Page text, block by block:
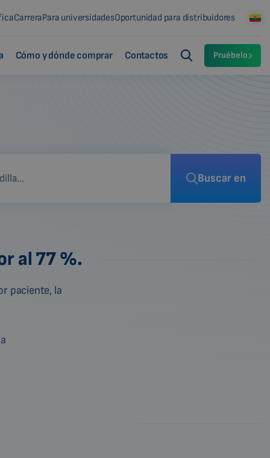
CarreraPara universidadesOportunidad para distribuidores
Cómo y dónde comprar Contactos Pruébelo
Buscar en
al 77 %.
paciente, la